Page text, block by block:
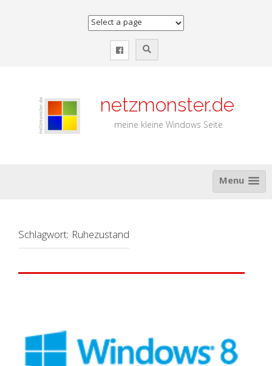
netzmonster.de
meine kleine Windows Seite
Menu
Schlagwort: Ruhezustand